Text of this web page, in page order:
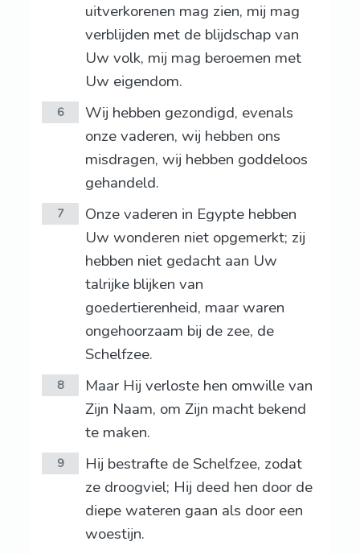
uitverkorenen mag zien, mij mag
verblijden met de blijdschap van
Uw volk, mij mag beroemen met
Uw eigendom.
6
Wij hebben gezondigd, evenals
onze vaderen, wij hebben ons
misdragen, wij hebben goddeloos
gehandeld.
7
Onze vaderen in Egypte hebben
Uw wonderen niet opgemerkt; zij
hebben niet gedacht aan Uw
talrijke blijken van
goedertierenheid, maar waren
ongehoorzaam bij de zee, de
Schelfzee.
8
Maar Hij verloste hen omwille van
Zijn Naam, om Zijn macht bekend
te maken.
9
Hij bestrafte de Schelfzee, zodat
ze droogviel; Hij deed hen door de
diepe wateren gaan als door een
woestijn.